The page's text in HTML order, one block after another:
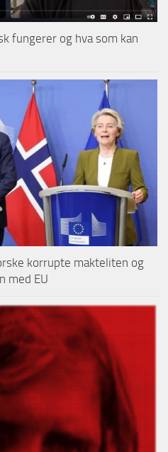
fungerer og hva som kan
korrupte makteliten og
med EU